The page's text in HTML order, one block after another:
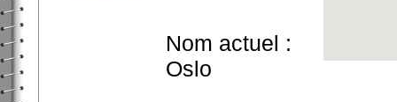
Nom actuel :
Oslo